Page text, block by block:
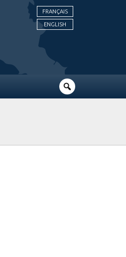
FRANÇAIS
ENGLISH